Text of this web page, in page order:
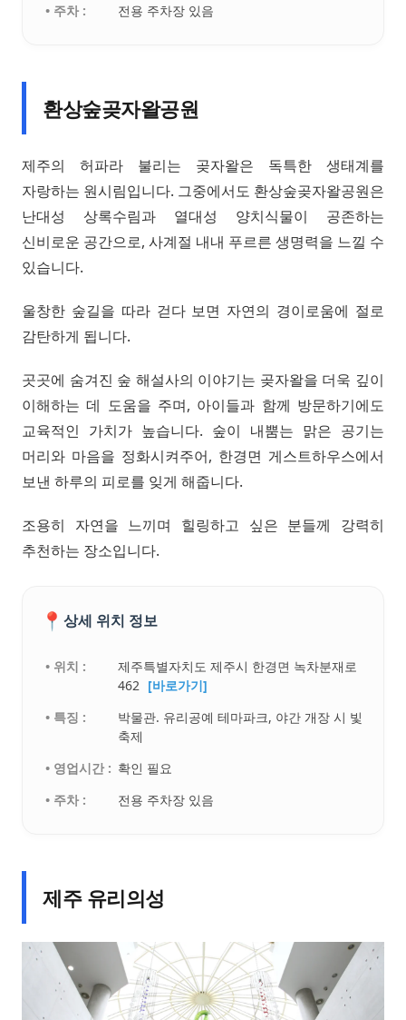
• 주차 : 전용 주차장 있음
환상숲곶자왈공원
제주의 허파라 불리는 곶자왈은 독특한 생태계를
자랑하는 원시림입니다. 그중에서도 환상숲곶자왈공원은
난대성 상록수림과 열대성 양치식물이 공존하는
신비로운 공간으로, 사계절 내내 푸르른 생명력을 느낄 수
있습니다.
울창한 숲길을 따라 걷다 보면 자연의 경이로움에 절로
감탄하게 됩니다.
곳곳에 숨겨진 숲 해설사의 이야기는 곶자왈을 더욱 깊이
이해하는 데 도움을 주며, 아이들과 함께 방문하기에도
교육적인 가치가 높습니다. 숲이 내뿜는 맑은 공기는
머리와 마음을 정화시켜주어, 한경면 게스트하우스에서
보낸 하루의 피로를 잊게 해줍니다.
조용히 자연을 느끼며 힐링하고 싶은 분들께 강력히
추천하는 장소입니다.
📍 상세 위치 정보
• 위치 :
제주특별자치도 제주시 한경면 녹차분재로
462 [바로가기]
• 특징 :
박물관. 유리공예 테마파크, 야간 개장 시 빛
축제
• 영업시간 : 확인 필요
• 주차 :
전용 주차장 있음
제주 유리의성